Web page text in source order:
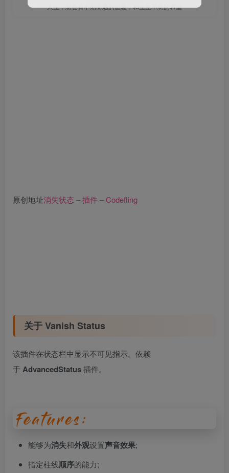
人生，总会有不期而遇的温暖，和生生不息的希望
原创地址消失状态 – 插件 – Codefling
关于 Vanish Status
该插件在状态栏中显示不可见指示。依赖
于AdvancedStatus插件。
能够为消失和外观设置声音效果;
指定柱线顺序的能力;